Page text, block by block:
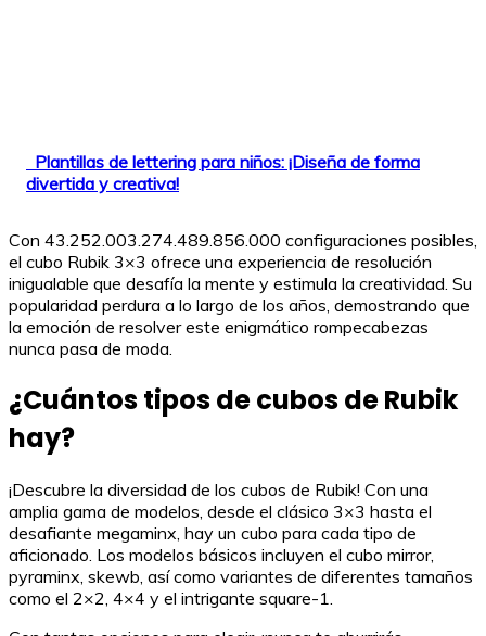
Plantillas de lettering para niños: ¡Diseña de forma
divertida y creativa!
Con 43.252.003.274.489.856.000 configuraciones posibles,
el cubo Rubik 3×3 ofrece una experiencia de resolución
inigualable que desafía la mente y estimula la creatividad. Su
popularidad perdura a lo largo de los años, demostrando que
la emoción de resolver este enigmático rompecabezas
nunca pasa de moda.
¿Cuántos tipos de cubos de Rubik
hay?
¡Descubre la diversidad de los cubos de Rubik! Con una
amplia gama de modelos, desde el clásico 3×3 hasta el
desafiante megaminx, hay un cubo para cada tipo de
aficionado. Los modelos básicos incluyen el cubo mirror,
pyraminx, skewb, así como variantes de diferentes tamaños
como el 2×2, 4×4 y el intrigante square-1.